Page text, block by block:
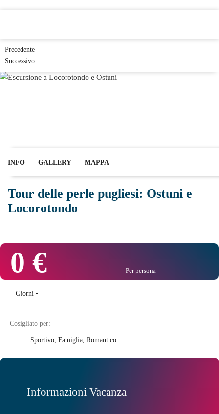
Precedente
Successivo
INFO GALLERY MAPPA
Tour delle perle pugliesi: Ostuni e
Locorotondo
Per persona
0 €
Giorni •
Cosigliato per:
Sportivo Famiglia Romantico
Informazioni Vacanza